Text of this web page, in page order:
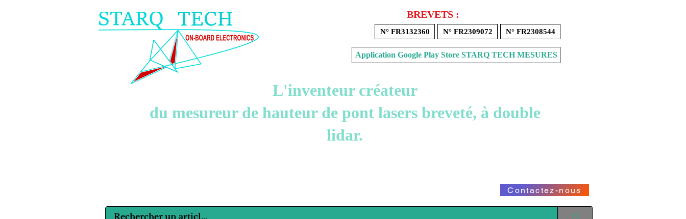
BREVETS :
N° FR3132360 N° FR2309072 N° FR2308544
L'inventeur créateur
du mesureur de hauteur de pont lasers breveté, à double
lidar.
Application Google Play Store STARQ TECH MESURES
Contactez-nous